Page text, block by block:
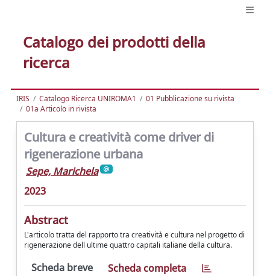
Catalogo dei prodotti della
ricerca
IRIS Catalogo Ricerca UNIROMA1
01 Pubblicazione su rivista
01a Articolo in rivista
Cultura e creatività come driver di
rigenerazione urbana
Sepe, Marichela
2023
Abstract
L'articolo tratta del rapporto tra creatività e cultura nel progetto di
rigenerazione dell ultime quattro capitali italiane della cultura.
Scheda breve Scheda completa